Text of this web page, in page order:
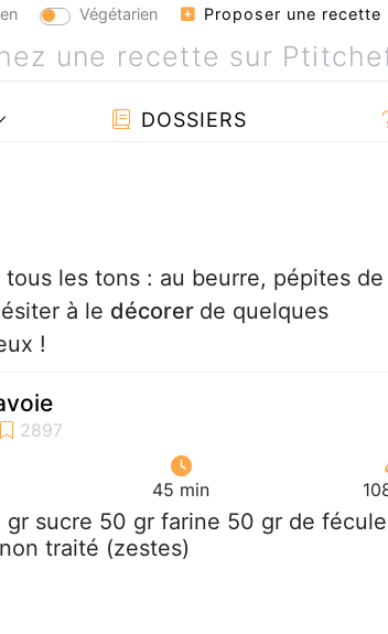
Végétarien Proposer une recette
DOSSIERS
les tons : au beurre, pépites de
à le décorer de quelques
!
45 min
gr sucre 50 gr farine 50 gr de
traité (zestes)